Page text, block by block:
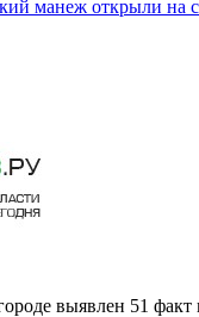
манеж открыли
выявлен 51 факт